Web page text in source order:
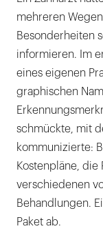
mehreren
Besonderheiten
informieren. Im
eines eigenen
graphischen
schmückte, mit
kommunizierte:
Kostenpläne, die
verschiedenen
Behandlungen.
Paket ab.